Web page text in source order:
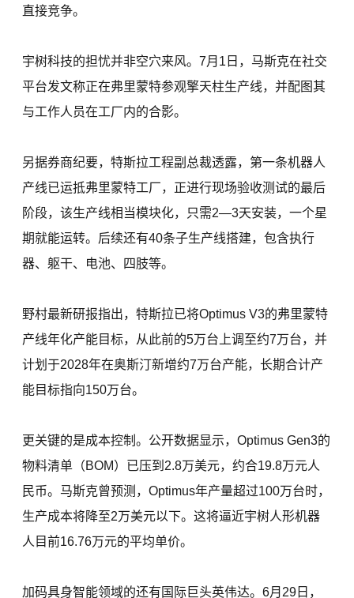
直接竞争。
宇树科技的担忧并非空穴来风。7月1日，马斯克在社交
平台发文称正在弗里蒙特参观擎天柱生产线，并配图其
与工作人员在工厂内的合影。
另据券商纪要，特斯拉工程副总裁透露，第一条机器人
产线已运抵弗里蒙特工厂，正进行现场验收测试的最后
阶段，该生产线相当模块化，只需2—3天安装，一个星
期就能运转。后续还有40条子生产线搭建，包含执行
器、躯干、电池、四肢等。
野村最新研报指出，特斯拉已将Optimus V3的弗里蒙特
产线年化产能目标，从此前的5万台上调至约7万台，并
计划于2028年在奥斯汀新增约7万台产能，长期合计产
能目标指向150万台。
更关键的是成本控制。公开数据显示，Optimus Gen3的
物料清单（BOM）已压到2.8万美元，约合19.8万元人
民币。马斯克曾预测，Optimus年产量超过100万台时，
生产成本将降至2万美元以下。这将逼近宇树人形机器
人目前16.76万元的平均单价。
加码具身智能领域的还有国际巨头英伟达。6月29日，